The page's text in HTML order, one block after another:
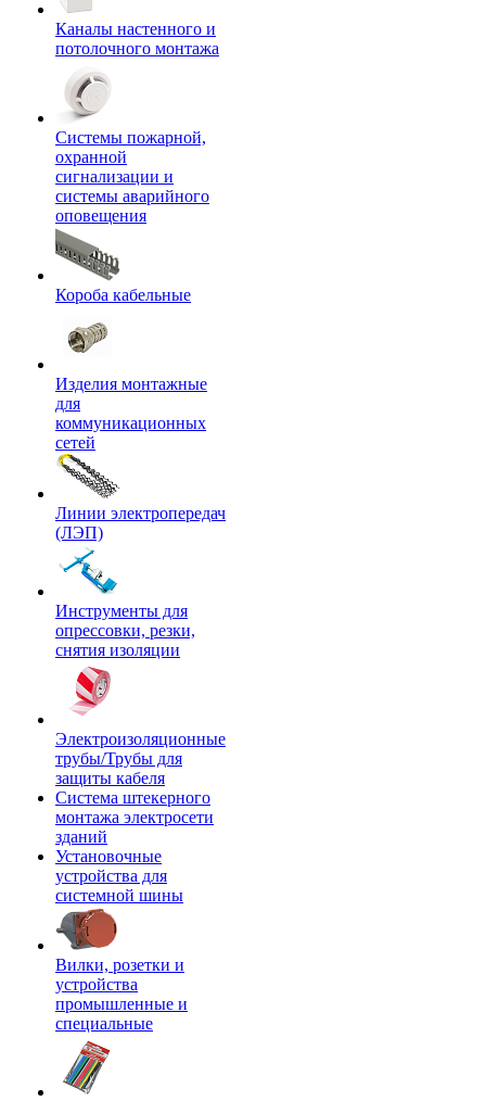
Каналы настенного и
потолочного монтажа
Системы пожарной,
охранной
сигнализации и
системы аварийного
оповещения
Короба кабельные
Изделия монтажные
для
коммуникационных
сетей
Линии электропередач
(ЛЭП)
Инструменты для
опрессовки, резки,
снятия изоляции
Электроизоляционные
трубы/Трубы для
защиты кабеля
Система штекерного
монтажа электросети
зданий
Установочные
устройства для
системной шины
Вилки, розетки и
устройства
промышленные и
специальные